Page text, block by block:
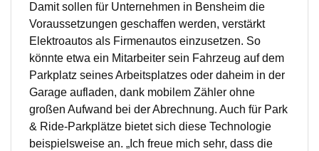
Damit sollen für Unternehmen in Bensheim die
Voraussetzungen geschaffen werden, verstärkt
Elektroautos als Firmenautos einzusetzen. So
könnte etwa ein Mitarbeiter sein Fahrzeug auf dem
Parkplatz seines Arbeitsplatzes oder daheim in der
Garage aufladen, dank mobilem Zähler ohne
großen Aufwand bei der Abrechnung. Auch für Park
& Ride-Parkplätze bietet sich diese Technologie
beispielsweise an. „Ich freue mich sehr, dass die